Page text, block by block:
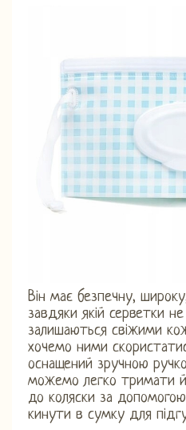
Він має безпечну,
завдяки якій серветки
залишаються свіжими
хочемо ними
оснащений зручною
можемо легко тримати
до коляски за
кинути в сумку для